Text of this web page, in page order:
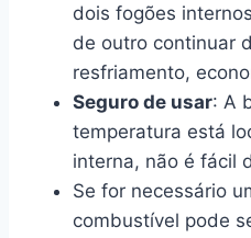
dois fogões
de outro continuar
resfriamento,
Seguro de usar: A
temperatura está
interna, não é fácil
Se for necessário
combustível pode